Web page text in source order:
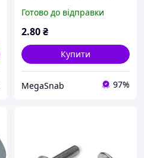
Готово до відправки
2.80₴
Купити
MegaSnab 97%